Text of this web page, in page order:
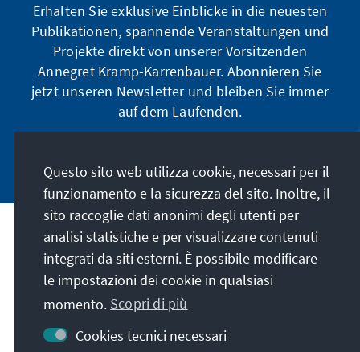
Erhalten Sie exklusive Einblicke in die neuesten
Publikationen, spannende Veranstaltungen und
Projekte direkt von unserer Vorsitzenden
Annegret Kramp-Karrenbauer. Abonnieren Sie
jetzt unseren Newsletter und bleiben Sie immer
auf dem Laufenden.
La nostra missione
Contatto
Altre offerte della fondazione
Questo sito web utilizza cookie, necessari per il
funzionamento e la sicurezza del sito. Inoltre, il
sito raccoglie dati anonimi degli utenti per
analisi statistiche e per visualizzare contenuti
integrati da siti esterni. È possibile modificare
le impostazioni dei cookie in qualsiasi
momento. Scopri di più
Cookies tecnici necessari